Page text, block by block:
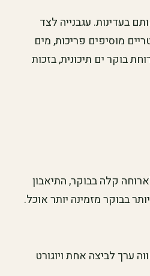
בעדינות. עגבנייה לצד
מוסיפים פריכות, מים
בוקר ים תיכונית, בזכות
קלה בבוקר, התיאבון
בבוקר מזמינה יותר אוכל.
ערך לביצה אחת ויוגורט